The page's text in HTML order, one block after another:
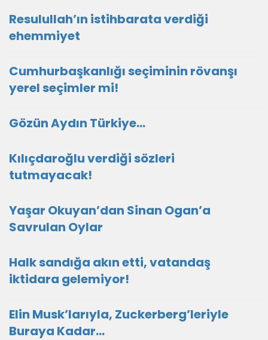
Resulullah’ın istihbarata verdiği
ehemmiyet
Cumhurbaşkanlığı seçiminin rövanşı
yerel seçimler mi!
Gözün Aydın Türkiye…
Kılıçdaroğlu verdiği sözleri
tutmayacak!
Yaşar Okuyan’dan Sinan Ogan’a
Savrulan Oylar
Halk sandığa akın etti, vatandaş
iktidara gelemiyor!
Elin Musk’larıyla, Zuckerberg’leriyle
Buraya Kadar…